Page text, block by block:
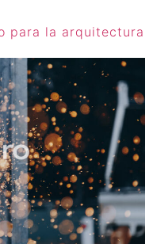
para la arquitectura